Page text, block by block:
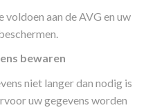
voldoen aan de AVG en uw
bewaren
niet langer dan nodig is
uw gegevens worden